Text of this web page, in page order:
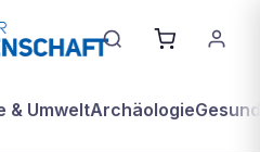
& UmweltArchäologie